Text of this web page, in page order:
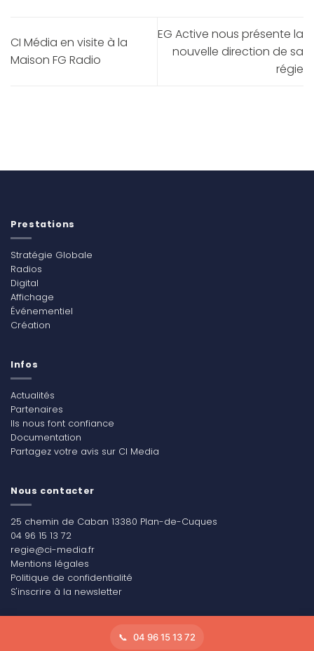
CI Média en visite à la
Maison FG Radio
EG Active nous présente la
nouvelle direction de sa
régie
Prestations
Stratégie Globale
Radios
Digital
Affichage
Événementiel
Création
Infos
Actualités
Partenaires
Ils nous font confiance
Documentation
Partagez votre avis sur CI Media
Nous contacter
25 chemin de Caban 13380 Plan-de-Cuques
04 96 15 13 72
regie@ci-media.fr
Mentions légales
Politique de confidentialité
S'inscrire à la newsletter
Copyright 2026 ©CI Média
04 96 15 13 72